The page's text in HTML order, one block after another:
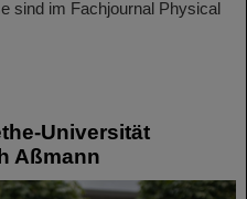
sind im Fachjournal Physical
Universität
Aßmann